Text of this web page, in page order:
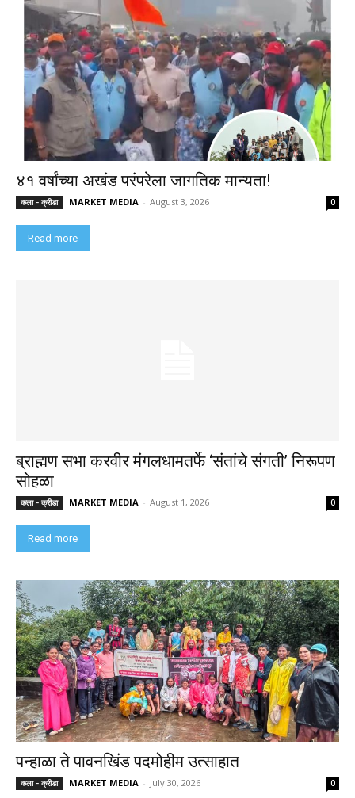
४१ वर्षांच्या अखंड परंपरेला जागतिक मान्यता!
कला - क्रीडा MARKET MEDIA - August 3, 2026 0
Read more
ब्राह्मण सभा करवीर मंगलधामतर्फे ‘संतांचे संगती’ निरूपण
सोहळा
कला - क्रीडा MARKET MEDIA - August 1, 2026 0
Read more
पन्हाळा ते पावनखिंड पदमोहीम उत्साहात
कला - क्रीडा MARKET MEDIA - July 30, 2026 0